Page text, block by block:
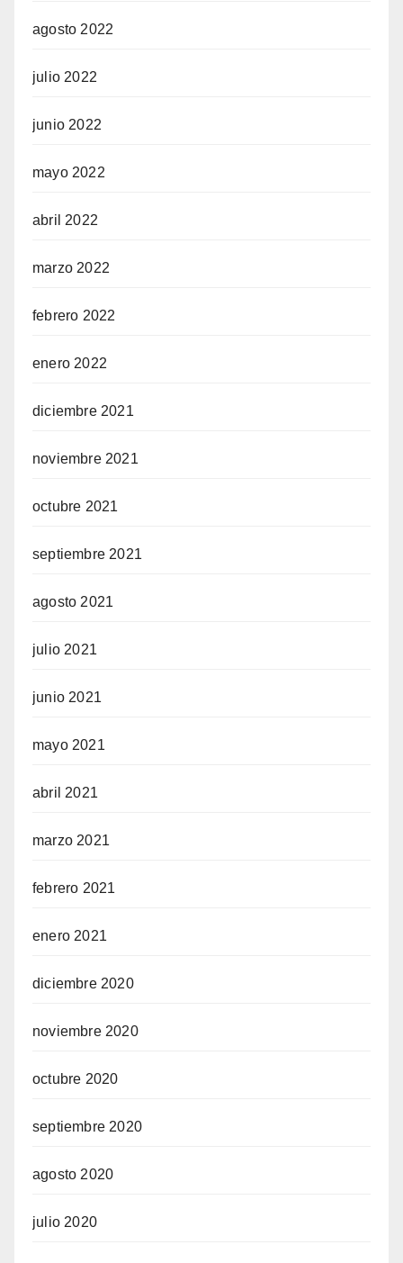
agosto 2022
julio 2022
junio 2022
mayo 2022
abril 2022
marzo 2022
febrero 2022
enero 2022
diciembre 2021
noviembre 2021
octubre 2021
septiembre 2021
agosto 2021
julio 2021
junio 2021
mayo 2021
abril 2021
marzo 2021
febrero 2021
enero 2021
diciembre 2020
noviembre 2020
octubre 2020
septiembre 2020
agosto 2020
julio 2020